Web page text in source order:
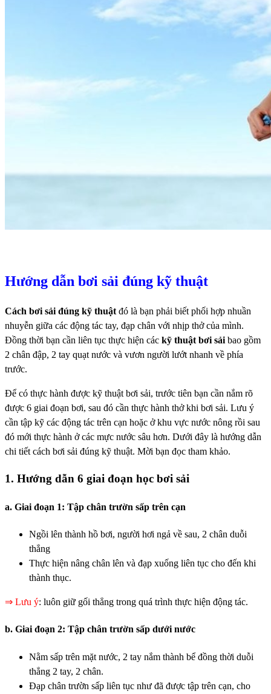
Hướng dẫn bơi sải đúng kỹ thuật
Cách bơi sải đúng kỹ thuật đó là bạn phải biết phối hợp nhuần
nhuyễn giữa các động tác tay, đạp chân với nhịp thở của mình.
Đồng thời bạn cần liên tục thực hiện các kỹ thuật bơi sải bao gồm
2 chân đập, 2 tay quạt nước và vươn người lướt nhanh về phía
trước.
Để có thực hành được kỹ thuật bơi sải, trước tiên bạn cần nắm rõ
được 6 giai đoạn bơi, sau đó cần thực hành thở khi bơi sải. Lưu ý
cần tập kỹ các động tác trên cạn hoặc ở khu vực nước nông rồi sau
đó mới thực hành ở các mực nước sâu hơn. Dưới đây là hướng dẫn
chi tiết cách bơi sải đúng kỹ thuật. Mời bạn đọc tham khảo.
1. Hướng dẫn 6 giai đoạn học bơi sải
a. Giai đoạn 1: Tập chân trườn sấp trên cạn
Ngồi lên thành hồ bơi, người hơi ngả về sau, 2 chân duỗi
thẳng
Thực hiện nâng chân lên và đạp xuống liên tục cho đến khi
thành thục.
⇒ Lưu ý: luôn giữ gối thẳng trong quá trình thực hiện động tác.
b. Giai đoạn 2: Tập chân trườn sấp dưới nước
Nằm sấp trên mặt nước, 2 tay nắm thành bể đồng thời duỗi
thẳng 2 tay, 2 chân.
Đạp chân trườn sấp liên tục như đã được tập trên cạn, cho